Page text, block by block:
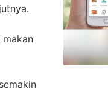
makan